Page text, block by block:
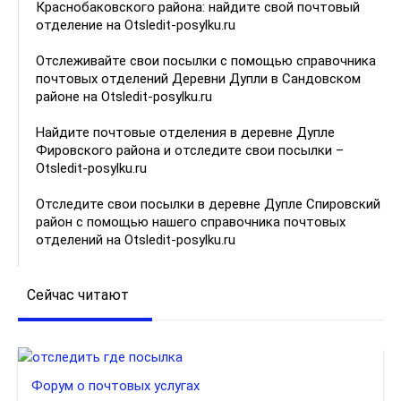
Краснобаковского района: найдите свой почтовый
отделение на Otsledit-posylku.ru
Отслеживайте свои посылки с помощью справочника
почтовых отделений Деревни Дупли в Сандовском
районе на Otsledit-posylku.ru
Найдите почтовые отделения в деревне Дупле
Фировского района и отследите свои посылки –
Otsledit-posylku.ru
Отследите свои посылки в деревне Дупле Спировский
район с помощью нашего справочника почтовых
отделений на Otsledit-posylku.ru
Сейчас читают
Форум о почтовых услугах